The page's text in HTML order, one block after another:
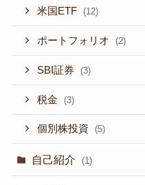
米国ETF (12)
ポートフォリオ (2)
SBI証券 (3)
税金 (3)
個別株投資 (5)
自己紹介 (1)